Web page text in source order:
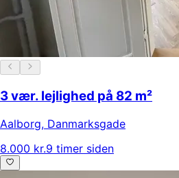
3 vær. lejlighed på 82 m²
Aalborg, Danmarksgade
8.000 kr.9 timer siden